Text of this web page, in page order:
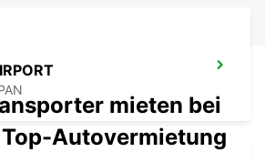
mieten bei
Autovermietung